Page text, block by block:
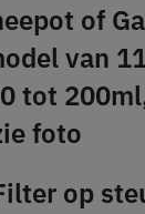
of
van
tot
foto
op